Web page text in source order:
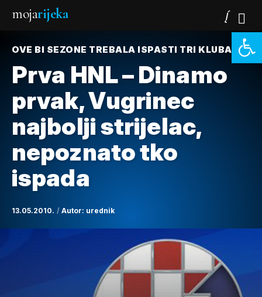
mojarijeka
OVE BI SEZONE TREBALA ISPASTI TRI KLUBA
Prva HNL – Dinamo
prvak, Vugrinec
najbolji strijelac,
nepoznato tko
ispada
13.05.2010. Autor: urednik